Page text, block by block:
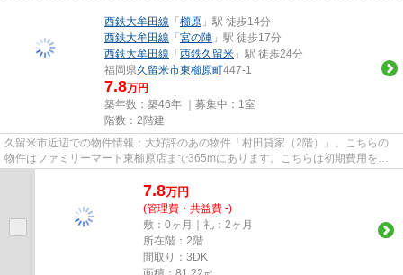
西鉄大牟田線 「櫛原 」駅 徒歩14分
西鉄大牟田線 「宮の陣 」駅 徒歩17分
西鉄大牟田線 「西鉄久留米 」駅 徒歩24分
福岡県久留米市東櫛原町447-1
7.8万円
築年数：築46年 ｜募集中： 1室
階数：2階建
久留米市近辺での物件情報：大好評のあの物件「村田貸家（2階）」。こちらの
物件はファミリーマート東櫛原店まで365mにあります。こちらは初期費用をカ
ードでお支払いいただける物件な...
7.8万円
(管理費・共益費 -)
敷：0ヶ月｜礼：2ヶ月
所在階：2階
間取り：3DK